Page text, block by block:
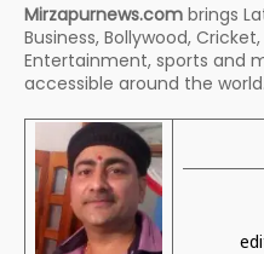
Mirzapurnews.com brings
Business, Bollywood,
Entertainment, sports and
accessible around the world.